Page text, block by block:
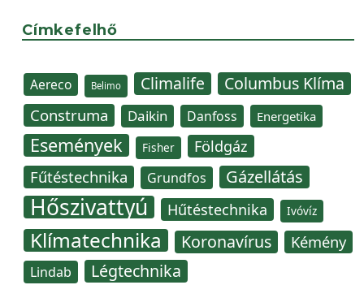
Címkefelhő
Aereco Belimo Climalife Columbus Klíma
Construma Daikin Danfoss Energetika
Események Fisher Földgáz
Fűtéstechnika Grundfos Gázellátás
Hőszivattyú Hűtéstechnika Ivóvíz
Klímatechnika Koronavírus Kémény
Lindab Légtechnika